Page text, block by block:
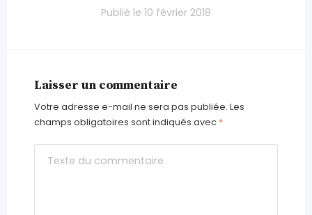
Publié le 10 février 2018
Laisser un commentaire
Votre adresse e-mail ne sera pas publiée. Les
champs obligatoires sont indiqués avec *